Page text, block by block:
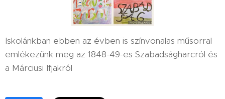
Iskolánkban ebben az évben is színvonalas műsorral
emlékezünk meg az 1848-49-es Szabadságharcról és
a Márciusi Ifjakról